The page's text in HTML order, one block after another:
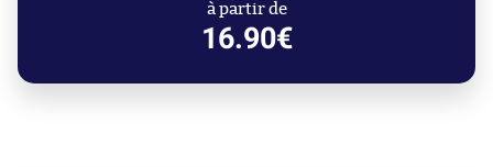
à partir de
16.90€